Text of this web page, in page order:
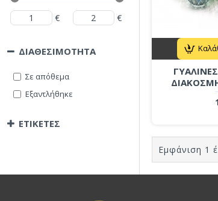
€ €
ΕΤΙΚΕΤΕΣ
ΔΙΑΘΕΣΙΜΟΤΗΤΑ
Σε απόθεμα
Εξαντλήθηκε
Εμφάνιση 1